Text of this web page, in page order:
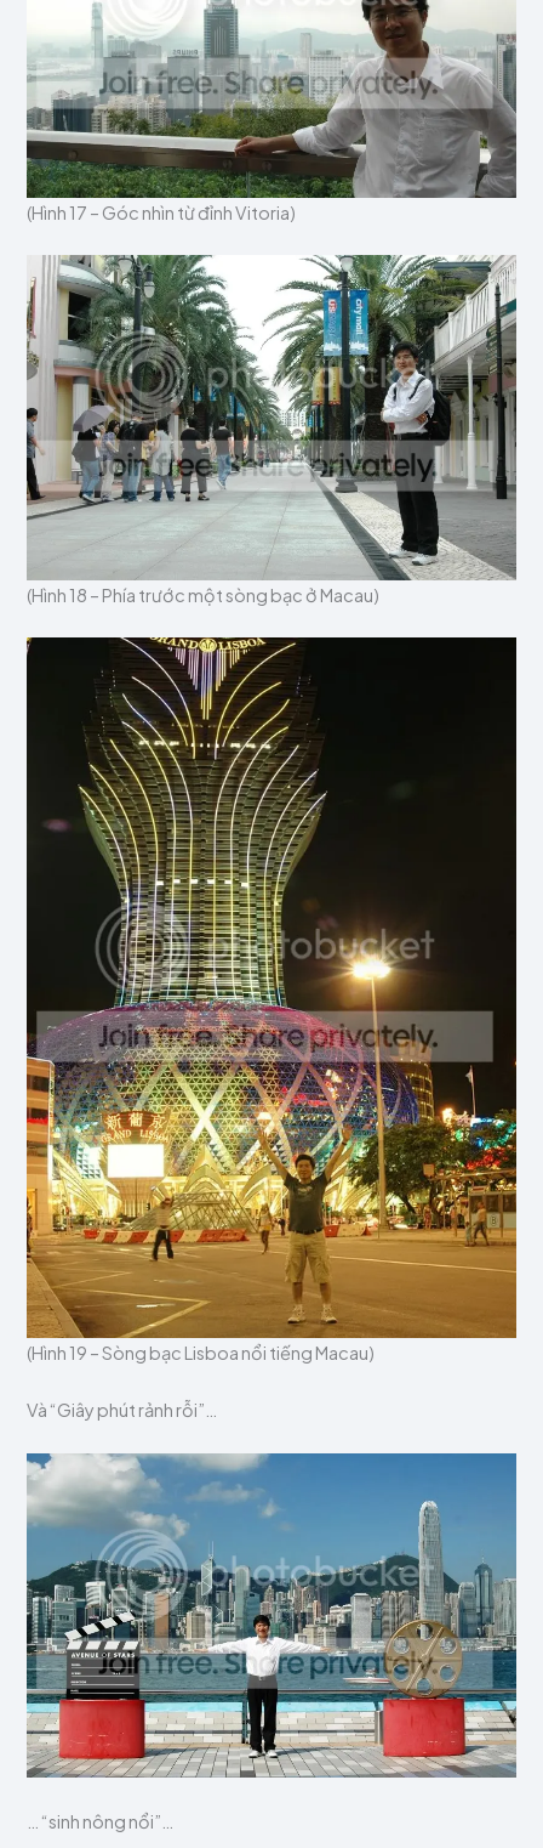
(Hình 17 – Góc nhìn từ đỉnh Vitoria)
(Hình 18 – Phía trước một sòng bạc ở Macau)
(Hình 19 – Sòng bạc Lisboa nổi tiếng Macau)
Và “Giây phút rảnh rỗi”…
… “sinh nông nổi”…